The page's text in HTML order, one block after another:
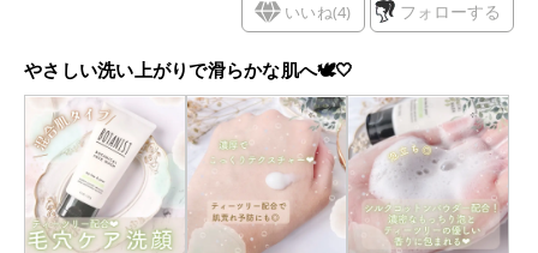
いいね(4) フォローする
やさしい洗い上がりで滑らかな肌へ🕊🤍